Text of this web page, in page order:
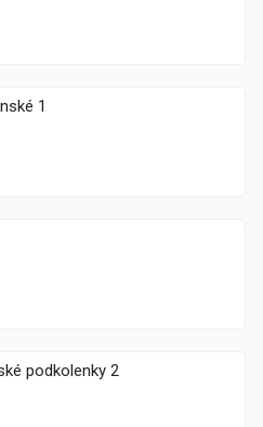
pánské 1
podkolenky 2